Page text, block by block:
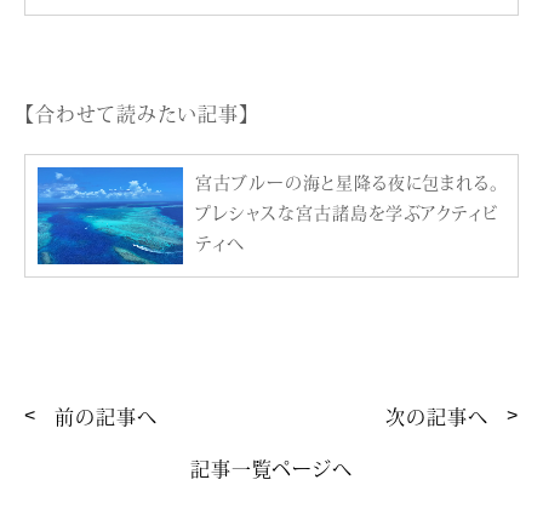
【合わせて読みたい記事】
宮古ブルーの海と星降る夜に包まれる。
プレシャスな宮古諸島を学ぶアクティビ
ティへ
前の記事へ
記事一覧ページへ
次の記事へ